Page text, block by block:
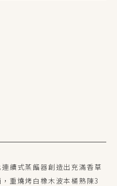
續式蒸餾器創造出充滿香草
重燒烤白橡木波本桶熟陳3